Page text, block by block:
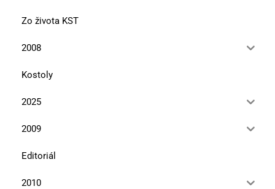
Zo života KST
2008
Kostoly
2025
2009
Editoriál
2010